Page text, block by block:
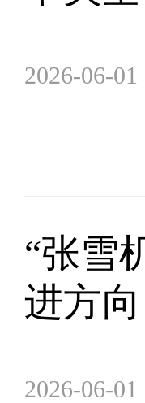
2026-06-01
“张雪
进方向
2026-06-01